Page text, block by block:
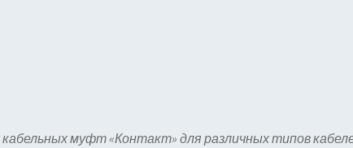
муфт «Контакт» для различных типов